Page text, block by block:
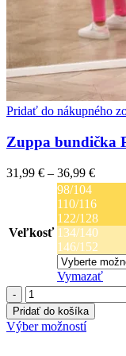
Pridať do nákupného
Zuppa bundička
31,99 € – 36,99 €Price
range:
31,99 €
through
36,99
Veľkosť
98/104
110/116
122/128
134/140
146/152
Vymazať
množstvo
Zuppa
bundička
PEPLUM
Pridať do košíka
Výber možnostíTento